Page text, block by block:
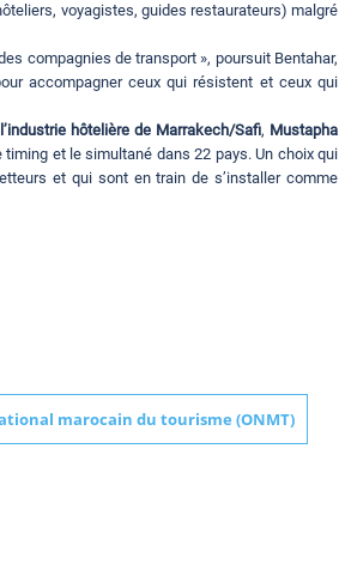
voyagistes, guides restaurateurs) malgré
compagnies de transport », poursuit Bentahar,
accompagner ceux qui résistent et ceux qui
hôtelière de Marrakech/Safi, Mustapha
timing et le simultané dans 22 pays. Un choix qui
et qui sont en train de s’installer comme
marocain du tourisme (ONMT)